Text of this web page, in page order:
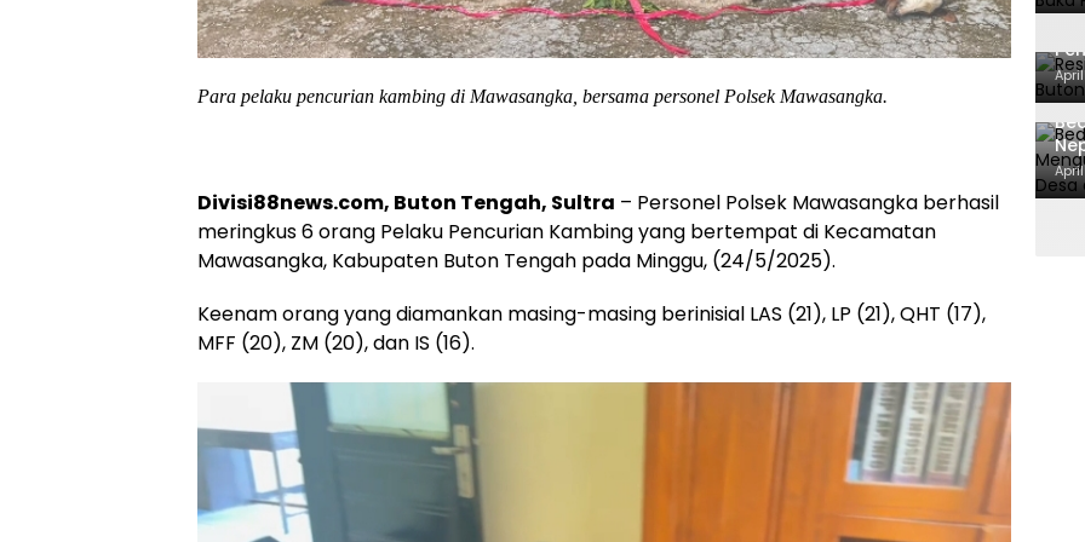
Para pelaku pencurian kambing di Mawasangka, bersama personel Polsek Mawasangka.
Divisi88news.com, Buton Tengah, Sultra – Personel Polsek Mawasangka berhasil
meringkus 6 orang Pelaku Pencurian Kambing yang bertempat di Kecamatan
Mawasangka, Kabupaten Buton Tengah pada Minggu, (24/5/2025).
Keenam orang yang diamankan masing-masing berinisial LAS (21), LP (21), QHT (17),
MFF (20), ZM (20), dan IS (16).